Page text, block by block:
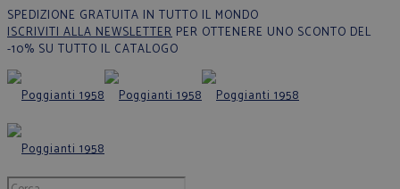
SPEDIZIONE GRATUITA IN TUTTO IL MONDO
ISCRIVITI ALLA NEWSLETTER PER OTTENERE UNO SCONTO DEL
-10% SU TUTTO IL CATALOGO